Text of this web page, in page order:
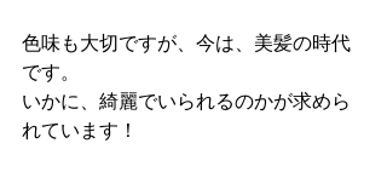
色味も大切ですが、今は、美髪の時代
です。
いかに、綺麗でいられるのかが求めら
れています！